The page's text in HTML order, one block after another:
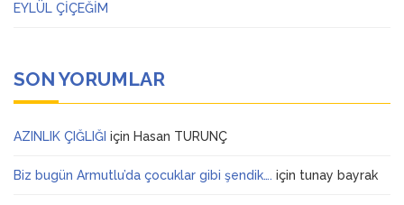
EYLÜL ÇİÇEĞİM
SON YORUMLAR
AZINLIK ÇIĞLIĞI için Hasan TURUNÇ
Biz bugün Armutlu’da çocuklar gibi şendik…. için tunay bayrak